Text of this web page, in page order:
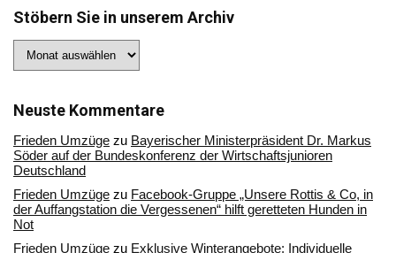
Stöbern Sie in unserem Archiv
Sie
Archiv
Neuste Kommentare
Frieden Umzüge zu Bayerischer Ministerpräsident Dr. Markus
Söder auf der Bundeskonferenz der Wirtschaftsjunioren
Deutschland
Frieden Umzüge zu Facebook-Gruppe „Unsere Rottis & Co, in
der Auffangstation die Vergessenen“ hilft geretteten Hunden in
Not
Frieden Umzüge zu Exklusive Winterangebote: Individuelle